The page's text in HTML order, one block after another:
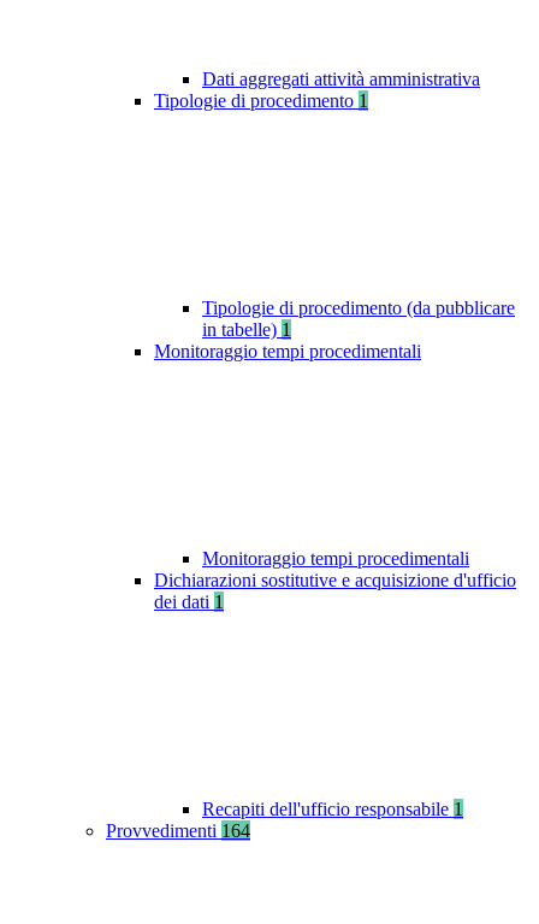
Dati aggregati attività amministrativa
Tipologie di procedimento 1
Tipologie di procedimento (da pubblicare
in tabelle) 1
Monitoraggio tempi procedimentali
Monitoraggio tempi procedimentali
Dichiarazioni sostitutive e acquisizione d'ufficio
dei dati 1
Recapiti dell'ufficio responsabile 1
Provvedimenti 164